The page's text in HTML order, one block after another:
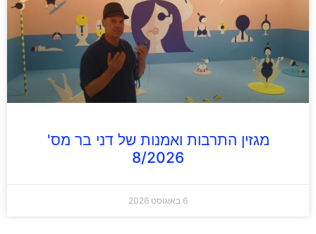
מגזין התרבות ואמנות של דני בר מס'
8/2026
6 באוגוסט 2026